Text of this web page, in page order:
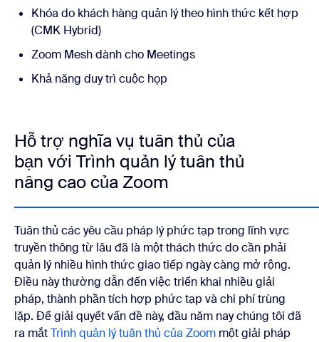
Khóa do khách hàng quản lý theo hình thức kết hợp
(CMK Hybrid)
Zoom Mesh dành cho Meetings
Khả năng duy trì cuộc họp
Hỗ trợ nghĩa vụ tuân thủ của
bạn với Trình quản lý tuân thủ
nâng cao của Zoom
Tuân thủ các yêu cầu pháp lý phức tạp trong lĩnh vực
truyền thông từ lâu đã là một thách thức do cần phải
quản lý nhiều hình thức giao tiếp ngày càng mở rộng.
Điều này thường dẫn đến việc triển khai nhiều giải
pháp, thành phần tích hợp phức tạp và chi phí trùng
lặp. Để giải quyết vấn đề này, đầu năm nay chúng tôi đã
ra mắtTrình quản lý tuân thủ của Zoom một giải pháp